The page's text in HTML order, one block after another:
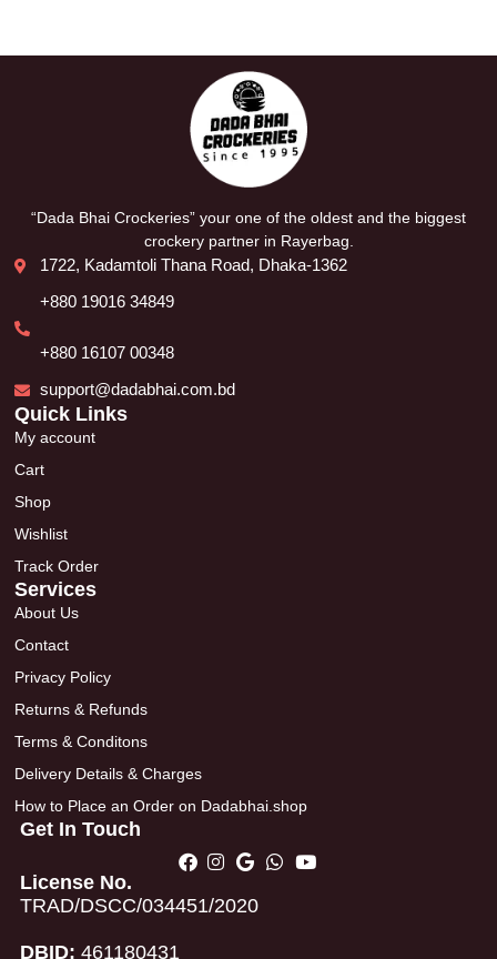
“Dada Bhai Crockeries” your one of the oldest and the biggest
crockery partner in Rayerbag.
1722, Kadamtoli Thana Road, Dhaka-1362
+880 19016 34849
+880 16107 00348
support@dadabhai.com.bd
Quick Links
My account
Cart
Shop
Wishlist
Track Order
Services
About Us
Contact
Privacy Policy
Returns & Refunds
Terms & Conditons
Delivery Details & Charges
How to Place an Order on Dadabhai.shop
Get In Touch
License No.
TRAD/DSCC/034451/2020
DBID: 461180431